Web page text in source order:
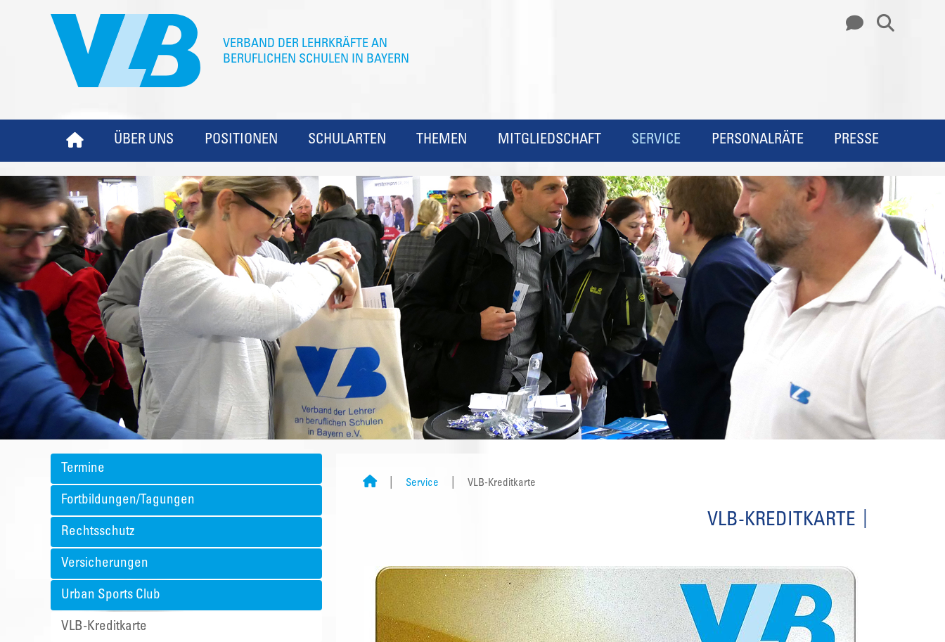
ÜBER UNS POSITIONEN SCHULARTEN THEMEN MITGLIEDSCHAFT SERVICE PERSONALRÄTE PRESSE
Termine
Fortbildungen/Tagungen
Rechtsschutz
Versicherungen
Urban Sports Club
VLB-Kreditkarte
Service VLB-Kreditkarte
VLB-KREDITKARTE